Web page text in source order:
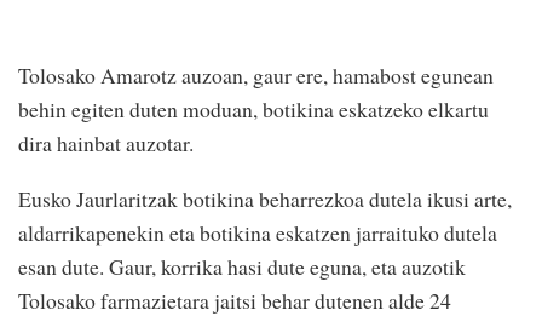
Tolosako Amarotz auzoan, gaur ere, hamabost egunean
behin egiten duten moduan, botikina eskatzeko elkartu
dira hainbat auzotar.
Eusko Jaurlaritzak botikina beharrezkoa dutela ikusi arte,
aldarrikapenekin eta botikina eskatzen jarraituko dutela
esan dute. Gaur, korrika hasi dute eguna, eta auzotik
Tolosako farmazietara jaitsi behar dutenen alde 24